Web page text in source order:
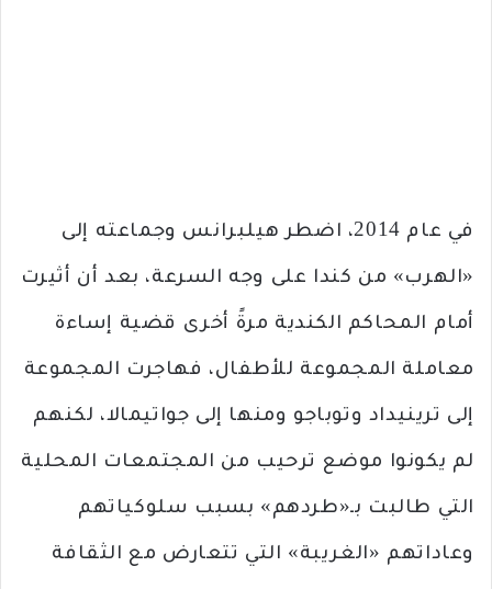
في عام 2014، اضطر هيلبرانس وجماعته إلى
«الهرب» من كندا على وجه السرعة، بعد أن أثيرت
أمام المحاكم الكندية مرةً أخرى قضية إساءة
معاملة المجموعة للأطفال، فهاجرت المجموعة
إلى ترينيداد وتوباجو ومنها إلى جواتيمالا، لكنهم
لم يكونوا موضع ترحيب من المجتمعات المحلية
التي طالبت بـ«طردهم» بسبب سلوكياتهم
وعاداتهم «الغريبة» التي تتعارض مع الثقافة